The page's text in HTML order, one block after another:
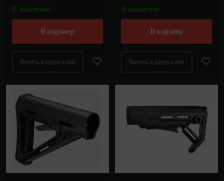
В наличии
в корзину
Купить в один клик
В наличии
в корзину
Купить в один клик